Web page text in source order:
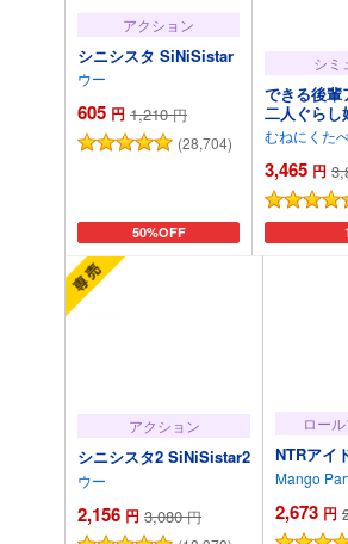
アクション
シニシスタ SiNiSistar
ウー
605 円 1,210 円
(28,704)
50%OFF
カートに追加
シミ
できる後輩
二人ぐらし
た～
むねにくた
3,465 円
アクション
シニシスタ2 SiNiSistar2
ウー
2,156 円 3,080 円
ロー
NTRアイ
Mango
2,673 円